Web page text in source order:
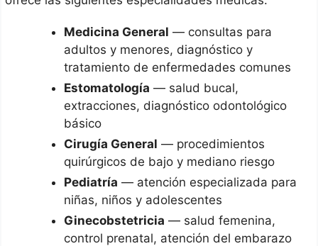
Medicina General — consultas para
adultos y menores, diagnóstico y
tratamiento de enfermedades comunes
Estomatología — salud bucal,
extracciones, diagnóstico odontológico
básico
Cirugía General — procedimientos
quirúrgicos de bajo y mediano riesgo
Pediatría — atención especializada para
niñas, niños y adolescentes
Ginecobstetricia — salud femenina,
control prenatal, atención del embarazo